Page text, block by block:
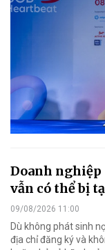
Doanh nghiệp
vẫn có thể bị
09/08/2026 11:00
Dù không phát sinh
địa chỉ đăng ký và